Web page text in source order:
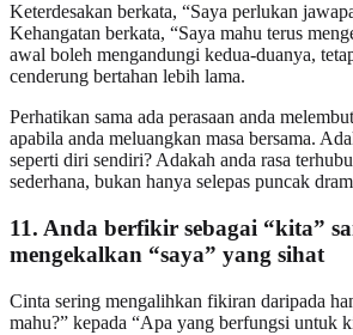
Keterdesakan berkata, “Saya perlukan
Kehangatan berkata, “Saya mahu terus
awal boleh mengandungi kedua-duanya,
cenderung bertahan lebih lama.
Perhatikan sama ada perasaan anda
apabila anda meluangkan masa bersama.
seperti diri sendiri? Adakah anda rasa
sederhana, bukan hanya selepas puncak
11. Anda berfikir sebagai “kita”
mengekalkan “saya” yang sihat
Cinta sering mengalihkan fikiran daripada
mahu?” kepada “Apa yang berfungsi untuk